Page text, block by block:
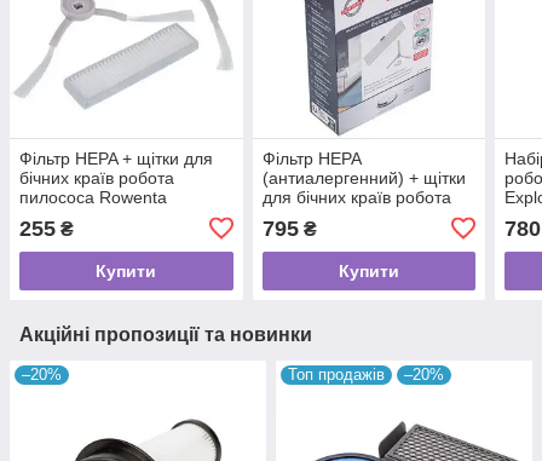
Фільтр HEPA + щітки для
бічних країв робота
пилососа Rowenta
255 ₴
Купити
Фільтр HEPA
(антиалергенний) + щітки
для бічних країв робота
Explorer S60 ZR740003
795₴
Купити
780
Акційні пропозиції та новинки
–20% Топ продажів –20%